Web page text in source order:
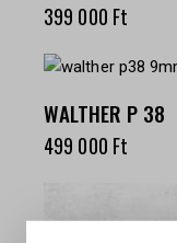
399 000 Ft
WALTHER P 38
499 000 Ft